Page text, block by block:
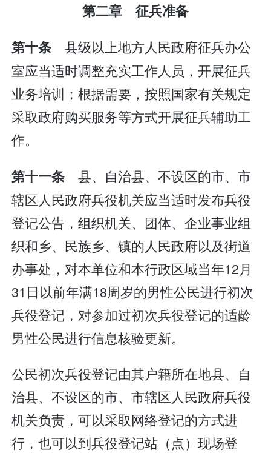
第二章 征兵准备
第十条 县级以上地方人民政府征兵办公
室应当适时调整充实工作人员，开展征兵
业务培训；根据需要，按照国家有关规定
采取政府购买服务等方式开展征兵辅助工
作。
第十一条 县、自治县、不设区的市、市
辖区人民政府兵役机关应当适时发布兵役
登记公告，组织机关、团体、企业事业组
织和乡、民族乡、镇的人民政府以及街道
办事处，对本单位和本行政区域当年12月
31日以前年满18周岁的男性公民进行初次
兵役登记，对参加过初次兵役登记的适龄
男性公民进行信息核验更新。
公民初次兵役登记由其户籍所在地县、自
治县、不设区的市、市辖区人民政府兵役
机关负责，可以采取网络登记的方式进
行，也可以到兵役登记站（点）现场登